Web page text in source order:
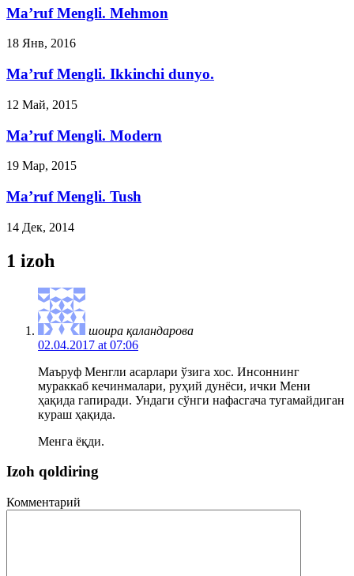
Ma’ruf Mengli. Mehmon
18 Янв, 2016
Ma’ruf Mengli. Ikkinchi dunyo.
12 Май, 2015
Ma’ruf Mengli. Modern
19 Мар, 2015
Ma’ruf Mengli. Tush
14 Дек, 2014
1 izoh
шоира қаландарова
02.04.2017 at 07:06
Маъруф Менгли асарлари ўзига хос. Инсоннинг
мураккаб кечинмалари, руҳий дунёси, ички Мени
ҳақида гапиради. Ундаги сўнги нафасгача тугамайдиган
кураш ҳақида.
Менга ёқди.
Izoh qoldiring
Комментарий